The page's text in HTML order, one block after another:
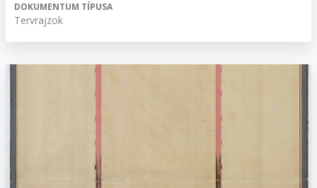
DOKUMENTUM TÍPUSA
Tervrajzok